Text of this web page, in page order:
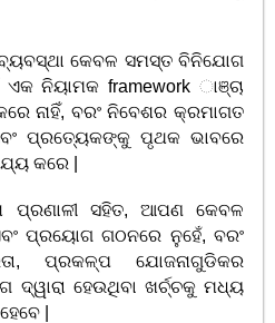
କେବଳ ସମସ୍ତ ବିନିଯୋଗ
ନିୟାମକ framework ାଞ୍ଚା
ନାହିଁ, ବରଂ ନିବେଶର କ୍ରମାଗତ
ପ୍ରତ୍ୟେକଙ୍କୁ ପୃଥକ ଭାବରେ
କରେ |
ପ୍ରଣାଳୀ ସହିତ, ଆପଣ କେବଳ
ପ୍ରୟୋଗ ଗଠନରେ ନୁହେଁ, ବରଂ
ପ୍ରକଳ୍ପ ଯୋଜନାଗୁଡିକର
ଦ୍ୱାରା ହେଉଥିବା ଖର୍ଚ୍ଚକୁ ମଧ୍ୟ
|